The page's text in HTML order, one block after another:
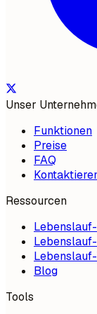
Unser
Funktionen
Preise
FAQ
Ressourcen
Blog
Tools